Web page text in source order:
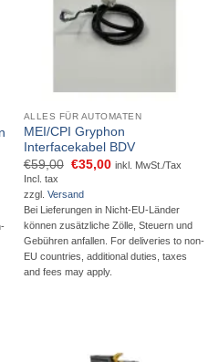
ALLES FÜR AUTOMATEN
MEI/CPI Gryphon
Interfacekabel BDV
€59,00 Ursprünglicher
€59,00
€35,00Aktueller
inkl. MwSt./Tax
Incl. tax
zzgl. Versand
Bei Lieferungen in Nicht-EU-Länder
können zusätzliche Zölle, Steuern und
Gebühren anfallen. For deliveries to non-
EU countries, additional duties, taxes
and fees may apply.